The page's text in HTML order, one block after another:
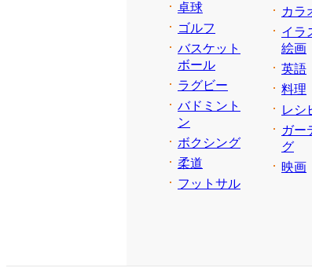
卓球
ゴルフ
バスケット
ボール
ラグビー
バドミント
ン
ボクシング
柔道
フットサル
カラ
イラ
絵画
英語
料理
レシ
ガー
グ
映画